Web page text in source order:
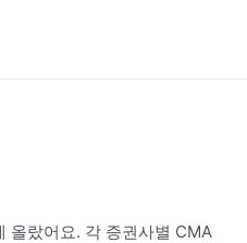
올랐어요. 각 증권사별 CMA